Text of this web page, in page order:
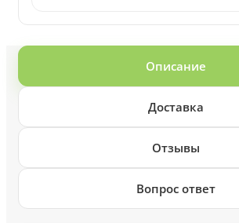
Описание
Доставка
Отзывы
Вопрос ответ